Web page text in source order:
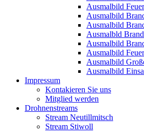
Ausmalbild
Ausmalbild
Ausmalbild
Ausmalbld
Ausmalbild
Ausmalbild
Ausmalbild
Ausmalbild
Impressum
Kontakieren Sie uns
Mitglied werden
Drohnenstreams
Stream Neutillmitsch
Stream Stiwoll